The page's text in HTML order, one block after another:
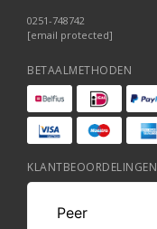
0251-748742
[email protected]
BETAALMETHODEN
KLANTBEOORDELINGEN